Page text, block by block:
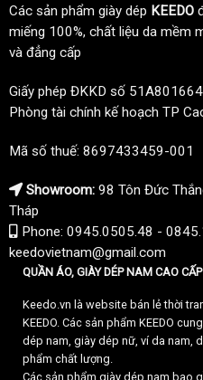
Các sản phẩm giày dép KEEDO
miếng 100%, chất liệu da mềm
và đẳng cấp
Giấy phép ĐKKD số
Phòng tài chính kế hoạch TP
Mã số thuế: 8697433459-001
Showroom: 98 Tôn Đức
Tháp
Phone: 0945.0505.48 -
keedovietnam@gmail.com
QUẦN ÁO, GIÀY DÉP NAM CAO
Keedo.vn là website bán lẻ thời
KEEDO. Các sản phẩm KEEDO
dép nam, giày dép nữ, ví da nam,
phẩm chất lượng.
Các sản phẩm giày dép nam bao